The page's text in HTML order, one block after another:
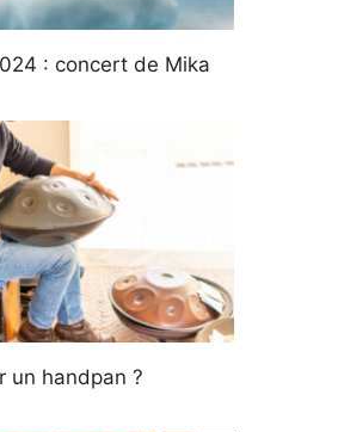
: concert de Mika
un handpan ?